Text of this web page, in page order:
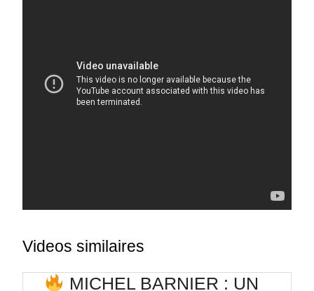
Videos similaires
MICHEL BARNIER : UN